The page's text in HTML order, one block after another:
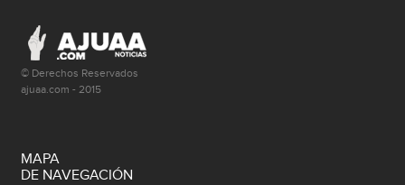
© Derechos Reservados
ajuaa.com - 2015
MAPA
DE NAVEGACIÓN